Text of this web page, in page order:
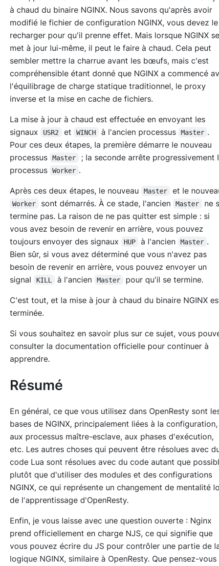
à chaud du binaire NGINX. Nous savons qu'après avoir
modifié le fichier de configuration NGINX, vous devez le
recharger pour qu'il prenne effet. Mais lorsque NGINX se
met à jour lui-même, il peut le faire à chaud. Cela peut
sembler mettre la charrue avant les bœufs, mais c'est
compréhensible étant donné que NGINX a commencé
l'équilibrage de charge statique traditionnel, le proxy
inverse et la mise en cache de fichiers.
La mise à jour à chaud est effectuée en envoyant les
signaux
USR2 et WINCH à l'ancien processus Master .
Pour ces deux étapes, la première démarre le nouveau
processus
Master
; la seconde arrête progressivement
processus
Worker .
Après ces deux étapes, le nouveau Master et le
Worker sont démarrés. À ce stade, l'ancien Master
ne
termine pas. La raison de ne pas quitter est simple : si
vous avez besoin de revenir en arrière, vous pouvez
toujours envoyer des signaux
HUP à l'ancien Master .
Bien sûr, si vous avez déterminé que vous n'avez pas
besoin de revenir en arrière, vous pouvez envoyer un
signal
KILL à l'ancien Master pour qu'il se termine.
C'est tout, et la mise à jour à chaud du binaire NGINX
terminée.
Si vous souhaitez en savoir plus sur ce sujet, vous
consulter la documentation officielle pour continuer à
apprendre.
Résumé
En général, ce que vous utilisez dans OpenResty sont
bases de NGINX, principalement liées à la configuration,
aux processus maître-esclave, aux phases d'exécution,
etc. Les autres choses qui peuvent être résolues avec
code Lua sont résolues avec du code autant que
plutôt que d'utiliser des modules et des configurations
NGINX, ce qui représente un changement de mentalité
de l'apprentissage d'OpenResty.
Enfin, je vous laisse avec une question ouverte : Nginx
prend officiellement en charge NJS, ce qui signifie que
vous pouvez écrire du JS pour contrôler une partie de
logique NGINX, similaire à OpenResty. Que pensez-vous